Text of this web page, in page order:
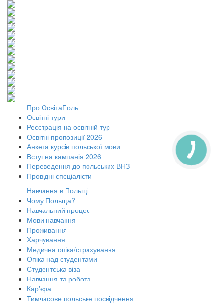
Про ОсвітаПоль
Освітні тури
Реєстрація на освітній тур
Освітні пропозиції 2026
Анкета курсів польської мови
Вступна кампанія 2026
Переведення до польських ВНЗ
Провідні спеціалісти
Навчання в Польщі
Чому Польща?
Навчальний процес
Мови навчання
Проживання
Харчування
Медична опіка/страхування
Опіка над студентами
Студентська віза
Навчання та робота
Кар'єра
Тимчасове польське посвідчення